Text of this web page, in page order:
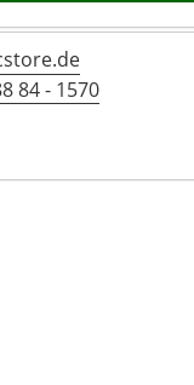
84 - 1570